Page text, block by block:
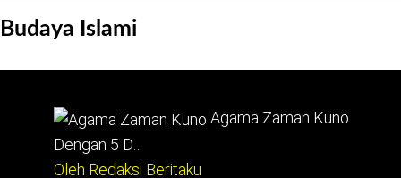
Budaya Islami
Agama Zaman Kuno
Dengan 5 D…
Oleh Redaksi Beritaku